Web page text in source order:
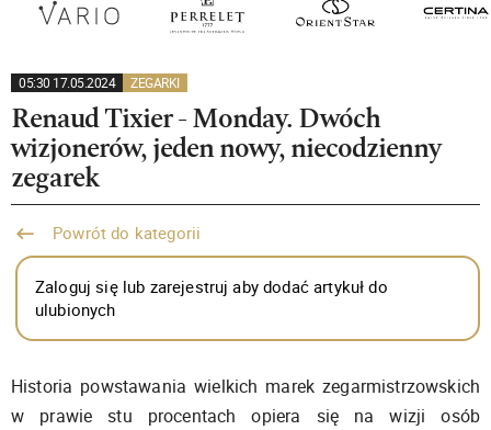
05:30 17.05.2024 ZEGARKI
Renaud Tixier - Monday. Dwóch
wizjonerów, jeden nowy, niecodzienny
zegarek
Powrót do kategorii
Zaloguj się lub zarejestruj aby dodać artykuł do
ulubionych
Historia powstawania wielkich marek zegarmistrzowskich
w prawie stu procentach opiera się na wizji osób